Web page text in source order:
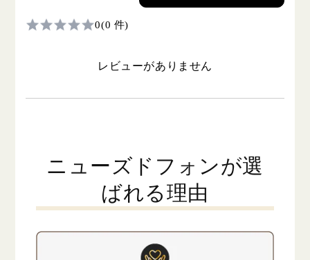
0(0 件)
レビューがありません
ニューズドフォンが選
ばれる理由